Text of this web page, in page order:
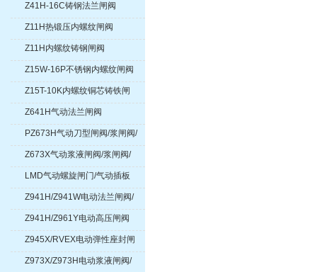
Z41H-16C铸钢法兰闸阀
Z11H热锻压内螺纹闸阀
Z11H内螺纹铸钢闸阀
Z15W-16P不锈钢内螺纹闸阀
Z15T-10K内螺纹铜芯铸铁闸
阀
Z641H气动法兰闸阀
PZ673H气动刀型闸阀/浆闸阀/
浆液阀
Z673X气动浆液闸阀/浆闸阀/
浆液阀
LMD气动螺旋闸门/气动插板
阀
Z941H/Z941W电动法兰闸阀/
电动不锈钢闸阀/电动楔式闸阀
Z941H/Z961Y电动高压闸阀
Z945X/RVEX电动弹性座封闸
阀
Z973X/Z973H电动浆液闸阀/